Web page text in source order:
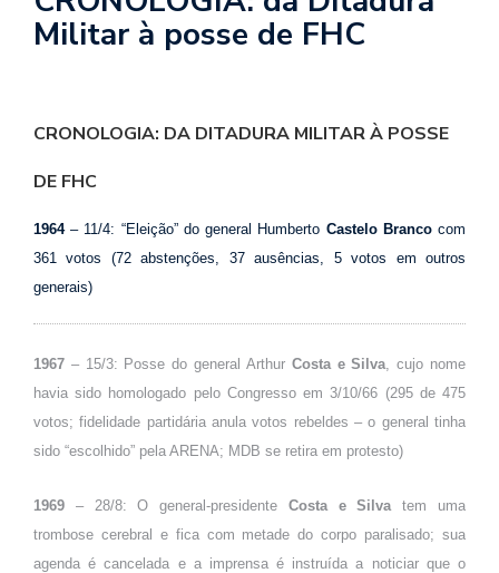
Militar à posse de FHC
CRONOLOGIA: DA DITADURA MILITAR À POSSE
DE FHC
1964– 11/4: “Eleição” do general Humberto Castelo Brancocom
361 votos (72 abstenções, 37 ausências, 5 votos em outros
generais)
1967 – 15/3: Posse do general Arthur Costa e Silva, cujo nome
havia sido homologado pelo Congresso em 3/10/66 (295 de 475
votos; fidelidade partidária anula votos rebeldes – o general tinha
sido “escolhido” pela ARENA; MDB se retira em protesto)
1969 – 28/8: O general-presidente Costa e Silva tem uma
trombose cerebral e fica com metade do corpo paralisado; sua
agenda é cancelada e a imprensa é instruída a noticiar que o